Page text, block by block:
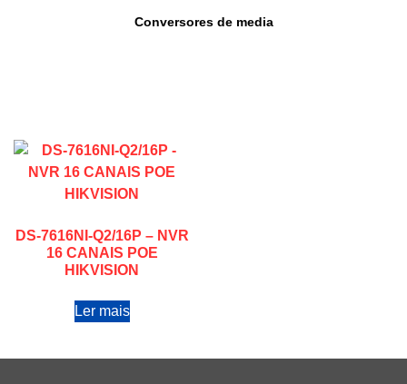
Conversores de media
DS-7616NI-Q2/16P – NVR
16 CANAIS POE
HIKVISION
Ler mais